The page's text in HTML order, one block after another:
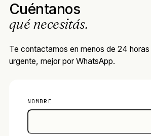
Cuéntanos
qué necesitás.
Te contactamos en menos de 24 horas
urgente, mejor por WhatsApp.
NOMBRE